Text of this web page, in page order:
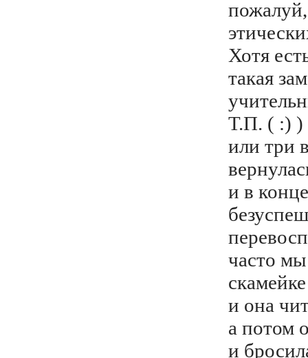
Хотя
такая
Т.П. ( :) )
или три
и в
часто
и она
а потом
и